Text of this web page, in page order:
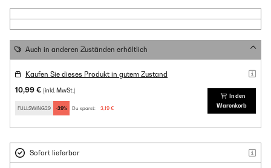
Auch in anderen Zuständen erhältlich
Kaufen Sie dieses Produkt in gutem Zustand
10,99 € (inkl. MwSt.)
FULLSWING29 -29% Du sparst: 3,19 €
In den
Warenkorb
Sofort lieferbar